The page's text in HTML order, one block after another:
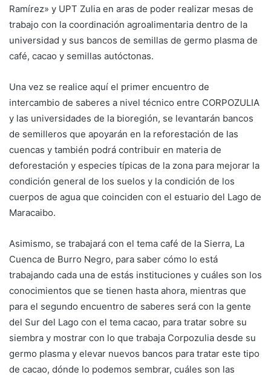
Ramírez» y UPT Zulia en aras de poder realizar mesas de
trabajo con la coordinación agroalimentaria dentro de la
universidad y sus bancos de semillas de germo plasma de
café, cacao y semillas autóctonas.
​Una vez se realice aquí el primer encuentro de
intercambio de saberes a nivel técnico entre CORPOZULIA
y las universidades de la bioregión, se levantarán bancos
de semilleros que apoyarán en la reforestación de las
cuencas y también podrá contribuir en materia de
deforestación y especies típicas de la zona para mejorar la
condición general de los suelos y la condición de los
cuerpos de agua que coinciden con el estuario del Lago de
Maracaibo.
​Asimismo, se trabajará con el tema café de la Sierra, La
Cuenca de Burro Negro, para saber cómo lo está
trabajando cada una de estás instituciones y cuáles son los
conocimientos que se tienen hasta ahora, mientras que
para el segundo encuentro de saberes será con la gente
del Sur del Lago con el tema cacao, para tratar sobre su
siembra y mostrar con lo que trabaja Corpozulia desde su
germo plasma y elevar nuevos bancos para tratar este tipo
de cacao, dónde lo podemos sembrar, cuáles son las